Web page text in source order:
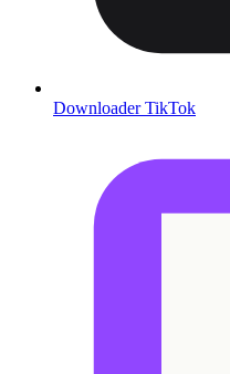
Downloader TikTok